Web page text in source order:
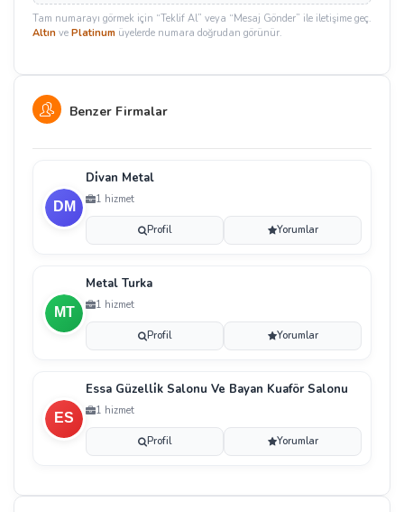
Tam numarayı görmek için “Teklif Al” veya “Mesaj Gönder” ile iletişime geç.
Altın ve Platinum üyelerde numara doğrudan görünür.
Benzer Firmalar
Di̇van Metal
1 hizmet
Profil Yorumlar
Metal Turka
1 hizmet
Profil Yorumlar
Essa Güzelli̇k Salonu Ve Bayan Kuaför Salonu
1 hizmet
Profil Yorumlar